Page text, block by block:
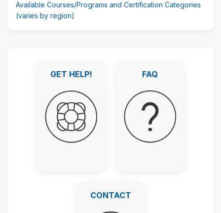
Available Courses/Programs and Certification Categories
(varies by region)
GET HELP! FAQ
CONTACT